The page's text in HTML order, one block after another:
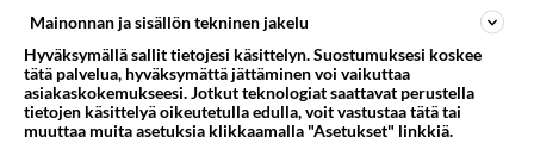
laulaja
Luetuimmat: Aarne Pelkonen
ja Noora Louhimo vihdoinkin
yhdessä - Tätä moni jo odotti
Mainonnan ja sisällön tekninen jakelu
Hyväksymällä sallit tietojesi käsittelyn. Suostumuksesi koskee
tätä palvelua, hyväksymättä jättäminen voi vaikuttaa
asiakaskokemukseesi. Jotkut teknologiat saattavat perustella
tietojen käsittelyä oikeutetulla edulla, voit vastustaa tätä tai
muuttaa muita asetuksia klikkaamalla "Asetukset" linkkiä.